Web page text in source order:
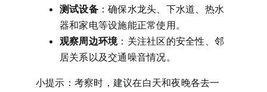
测试设备：确保水龙头、下水道、热水
器和家电等设施能正常使用。
观察周边环境：关注社区的安全性、邻
居关系以及交通噪音情况。
小提示：考察时，建议在白天和夜晚各去一